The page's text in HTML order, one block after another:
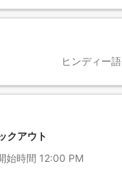
ヒンディー語
クアウト
始時間 12:00 PM